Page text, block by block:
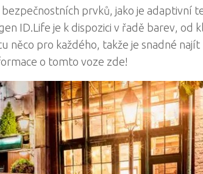
prvků, jako je adaptivní
ID.Life je k dispozici v řadě barev, od
něco pro každého, takže je snadné
o tomto voze zde!